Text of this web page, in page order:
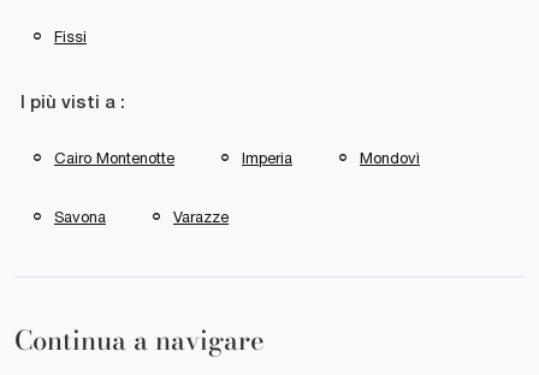
Fissi
I più visti a :
Cairo Montenotte Imperia Mondovì
Savona Varazze
Continua a navigare